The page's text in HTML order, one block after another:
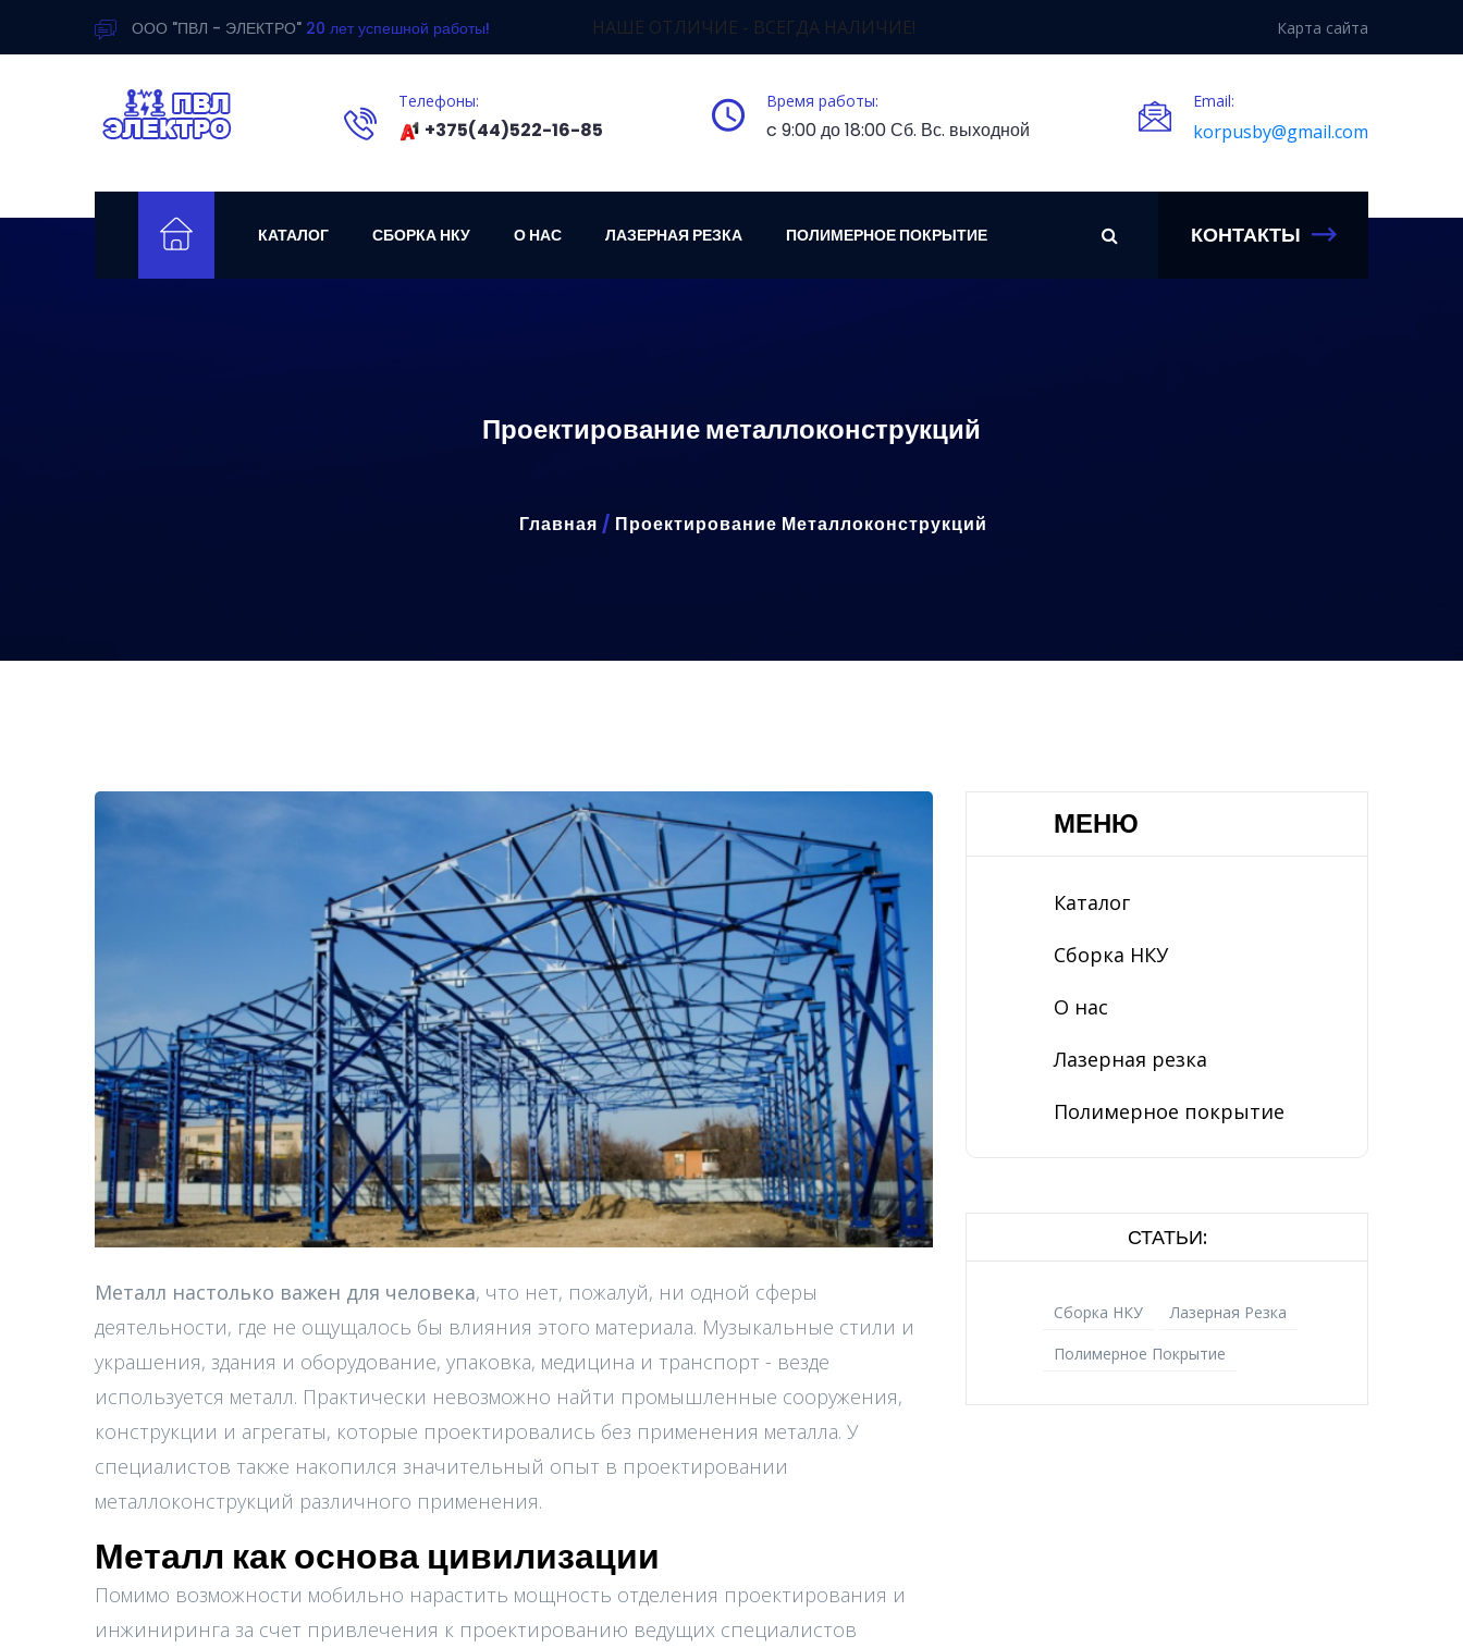
ООО "ПВЛ - ЭЛЕКТРО" 20 лет успешной работы! НАШЕ ОТЛИЧИЕ - ВСЕГДА НАЛИЧИЕ! Карта сайта
Телефоны:
+375(44)522-16-85
Время работы:
c 9:00 до 18:00 Сб. Вс. выходной
Email:
korpusby@gmail.com
КАТАЛОГ СБОРКА НКУ О НАС ЛАЗЕРНАЯ РЕЗКА ПОЛИМЕРНОЕ ПОКРЫТИЕ КОНТАКТЫ
Проектирование металлоконструкций
Главная / Проектирование Металлоконструкций
Металл настолько важен для человека, что нет, пожалуй, ни одной сферы
деятельности, где не ощущалось бы влияния этого материала. Музыкальные стили и
украшения, здания и оборудование, упаковка, медицина и транспорт - везде
используется металл. Практически невозможно найти промышленные сооружения,
конструкции и агрегаты, которые проектировались без применения металла. У
специалистов также накопился значительный опыт в проектировании
металлоконструкций различного применения.
Металл как основа цивилизации
Помимо возможности мобильно нарастить мощность отделения проектирования и
инжиниринга за счет привлечения к проектированию ведущих специалистов
МЕНЮ
Каталог
Сборка НКУ
О нас
Лазерная резка
Полимерное покрытие
СТАТЬИ:
Сборка НКУ
Лазерная Резка
Полимерное Покрытие